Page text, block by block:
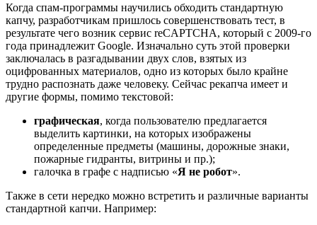
Когда спам-программы научились обходить стандартную
капчу, разработчикам пришлось совершенствовать тест, в
результате чего возник сервис reCAPTCHA, который с 2009-го
года принадлежит Google. Изначально суть этой проверки
заключалась в разгадывании двух слов, взятых из
оцифрованных материалов, одно из которых было крайне
трудно распознать даже человеку. Сейчас рекапча имеет и
другие формы, помимо текстовой:
графическая, когда пользователю предлагается
выделить картинки, на которых изображены
определенные предметы (машины, дорожные знаки,
пожарные гидранты, витрины и пр.);
галочка в графе с надписью «Я не робот».
Также в сети нередко можно встретить и различные варианты
стандартной капчи. Например: